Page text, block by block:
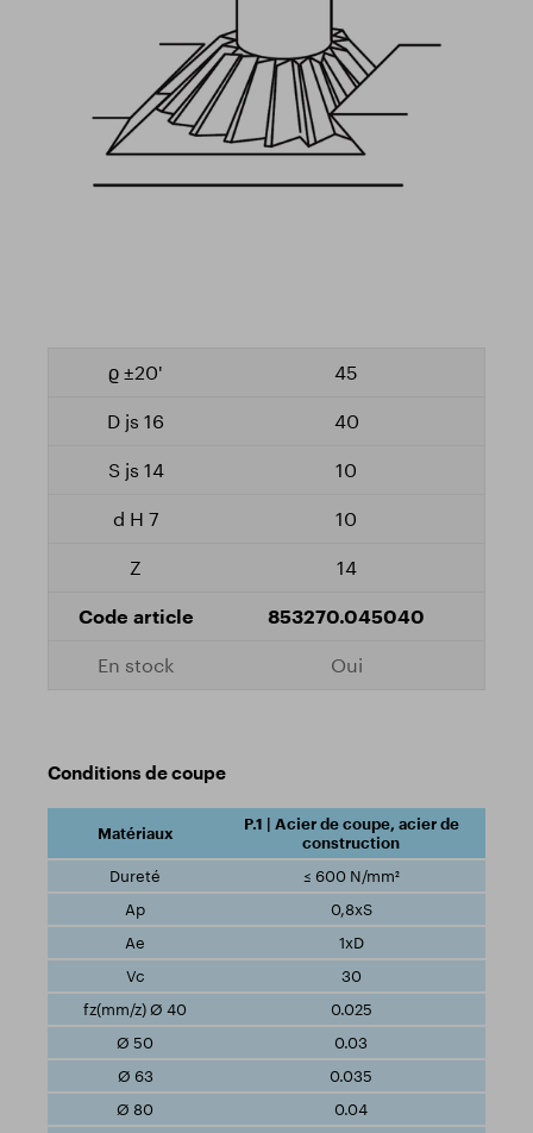
45
40
10
10
14
853270.045040
Oui
Conditions de coupe
P.1 | Acier de coupe, acier de
construction
≤ 600 N/mm²
0,8xS
1xD
30
0.025
0.03
0.035
0.04